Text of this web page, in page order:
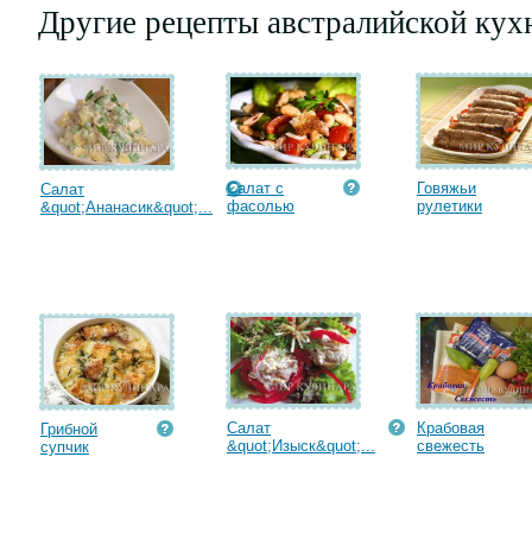
Другие рецепты австралийской
Салат
&quot;Ананасик&quot;...
Салат с
фасолью
Говяжьи
рулетики
Грибной
супчик
Салат
&quot;Изыск&quot;...
Крабовая
cвежесть